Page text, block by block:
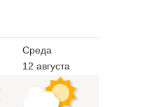
Среда
12 августа